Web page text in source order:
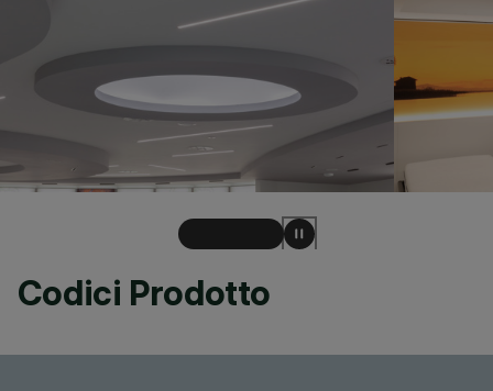
Codici Prodotto